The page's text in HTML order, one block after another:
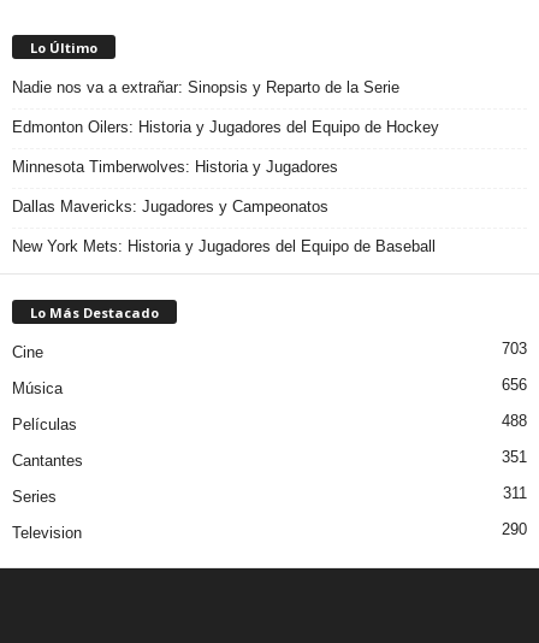
Lo Último
Nadie nos va a extrañar: Sinopsis y Reparto de la Serie
Edmonton Oilers: Historia y Jugadores del Equipo de Hockey
Minnesota Timberwolves: Historia y Jugadores
Dallas Mavericks: Jugadores y Campeonatos
New York Mets: Historia y Jugadores del Equipo de Baseball
Lo Más Destacado
Cine 703
Música 656
Películas 488
Cantantes 351
Series 311
Television 290